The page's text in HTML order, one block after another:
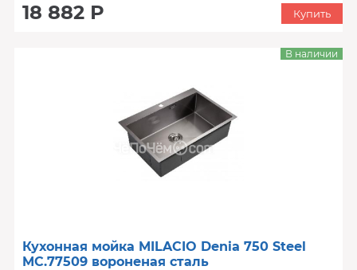
18 882 Р Купить
Кухонная мойка MILACIO Denia 750 Steel
MC.77509 вороненая сталь
В наличии